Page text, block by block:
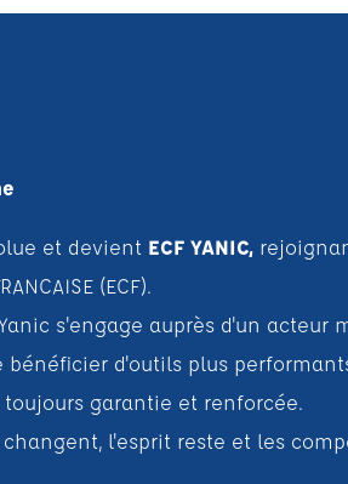
et devient ECF YANIC,
(ECF).
s'engage auprès d'un acteur
d'outils plus
garantie et renforcée.
l'esprit reste et les